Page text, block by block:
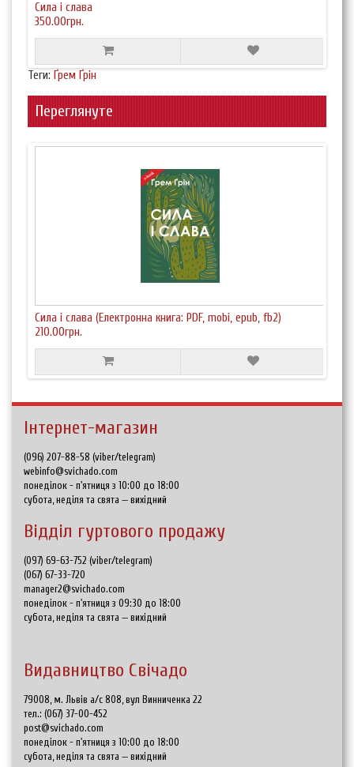
Сила і слава
350.00грн.
Теги: Ґрем Ґрін
Переглянуте
Сила і слава (Електронна книга: PDF, mobi, epub, fb2)
210.00грн.
Інтернет-магазин
(096) 207-88-58 (viber/telegram)
webinfo@svichado.com
понеділок - п'ятниця з 10:00 до 18:00
субота, неділя та свята — вихідний
Відділ гуртового продажу
(097) 69-63-752 (viber/telegram)
(067) 67-33-720
manager2@svichado.com
понеділок - п'ятниця з 09:30 до 18:00
субота, неділя та свята — вихідний
Видавництво Свічадо
79008, м. Львів а/с 808, вул Винниченка 22
тел.: (067) 37-00-452
post@svichado.com
понеділок - п'ятниця з 10:00 до 18:00
субота, неділя та свята — вихідний